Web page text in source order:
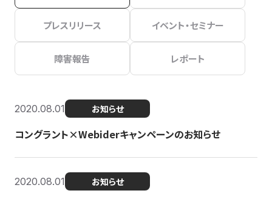
プレスリリース イベント・セミナー
障害報告 レポート
2020.08.01 お知らせ
コングラント×Webiderキャンペーンのお知らせ
2020.08.01 お知らせ